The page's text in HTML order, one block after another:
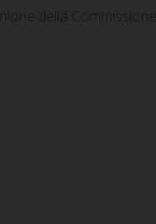
della